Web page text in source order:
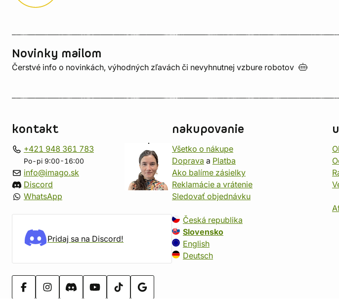
Novinky mailom
Čerstvé info o novinkách, výhodných zľavách či nevyhnutnej vzbure robotov
kontakt
+421 948 361 783
Po-pi 9:00-16:00
info@imago.sk
Discord
WhatsApp
Pridaj sa na Discord!
nakupovanie
Všetko o nákupe
Doprava a Platba
Ako balíme zásielky
Reklamácie a vrátenie
Sledovať objednávku
Česká republika
Slovensko
English
Deutsch